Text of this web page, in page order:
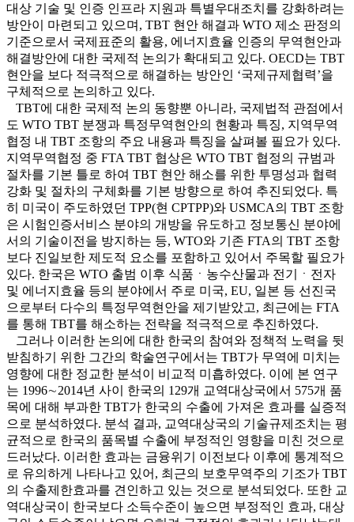
대상 기술 및 인증 인프라 지원과 특별우대조치를 강화하려는
방안이 마련되고 있으며, TBT 현안 해결과 WTO 제소 판정의
기준으로서 국제표준의 활용, 에너지효율 인증의 무역현안과
해결방안에 대한 국제적 논의가 확대되고 있다. OECD는 TBT
현안을 보다 적극적으로 해결하는 방안인 ‘국제규제협력’을
구체적으로 논의하고 있다.
TBT에 대한 국제적 논의 동향뿐 아니라, 국제법적 관점에서
도 WTO TBT 분쟁과 특정무역현안의 현황과 특징, 지역무역
협정 내 TBT 조항의 주요 내용과 특징을 살펴볼 필요가 있다.
지역무역협정 중 FTA TBT 협상은 WTO TBT 협정의 규범과
절차를 기본 틀로 하여 TBT 현안 해소를 위한 투명성과 협력
강화 및 절차의 구체화를 기본 방향으로 하여 추진되었다. 특
히 미국이 주도하였던 TPP(현 CPTPP)와 USMCA의 TBT 조항
은 시험인증서비스 분야의 개방을 유도하고 정보통신 분야에
서의 기술이전을 방지하는 등, WTO와 기존 FTA의 TBT 조항
보다 진일보한 제도적 요소를 포함하고 있어서 주목할 필요가
있다. 한국은 WTO 출범 이후 식품ㆍ농수산물과 전기ㆍ전자
및 에너지효율 등의 분야에서 주로 미국, EU, 일본 등 선진국
으로부터 다수의 특정무역현안을 제기받았고, 최근에는 FTA
를 통해 TBT를 해소하는 전략을 적극적으로 추진하였다.
그러나 이러한 논의에 대한 한국의 참여와 정책적 노력을 뒷
받침하기 위한 그간의 학술연구에서는 TBT가 무역에 미치는
영향에 대한 정교한 분석이 비교적 미흡하였다. 이에 본 연구
는 1996∼2014년 사이 한국의 129개 교역대상국에서 575개 품
목에 대해 부과한 TBT가 한국의 수출에 가져온 효과를 실증적
으로 분석하였다. 분석 결과, 교역대상국의 기술규제조치는 평
균적으로 한국의 품목별 수출에 부정적인 영향을 미친 것으로
드러났다. 이러한 효과는 금융위기 이전보다 이후에 통계적으
로 유의하게 나타나고 있어, 최근의 보호무역주의 기조가 TBT
의 수출제한효과를 견인하고 있는 것으로 분석되었다. 또한 교
역대상국이 한국보다 소득수준이 높으면 부정적인 효과, 대상